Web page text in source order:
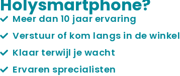
Holysmartphone?
Meer dan 10 jaar ervaring
Verstuur of kom langs in de winkel
Klaar terwijl je wacht
Ervaren sprecialisten